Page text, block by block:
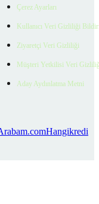
Çerez Ayarları
Kullanıcı Veri Gizliliği
Ziyaretçi Veri Gizliliği
Müşteri Yetkilisi Veri
Aday Aydınlatma Metni
Hangikredi